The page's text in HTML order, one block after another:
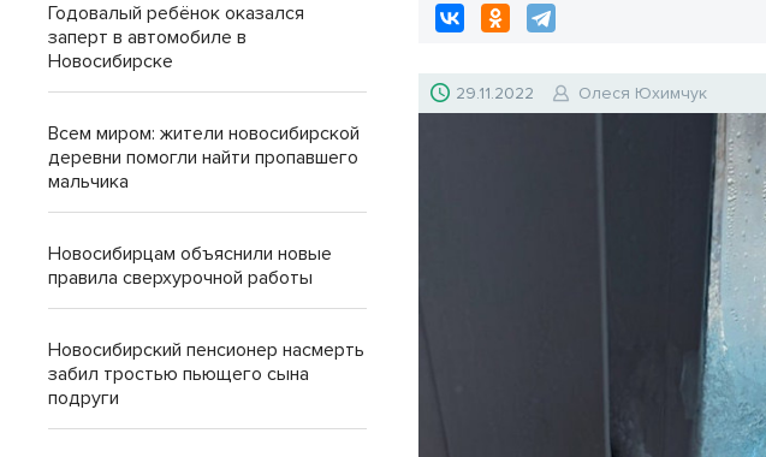
29.11.2022 Олеся Юхимчук
Годовалый ребёнок оказался
заперт в автомобиле в
Новосибирске
Всем миром: жители новосибирской
деревни помогли найти пропавшего
мальчика
Новосибирцам объяснили новые
правила сверхурочной работы
Новосибирский пенсионер насмерть
забил тростью пьющего сына
подруги